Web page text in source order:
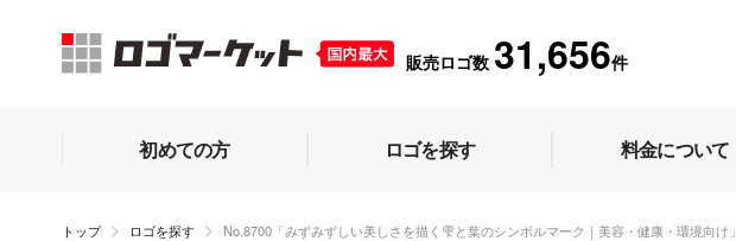
販売ロゴ数 31,656件
初めての方 ロゴを探す 料金について
トップ ロゴを探す No.8700「みずみずしい美しさを描く雫と葉のシンボルマーク｜美容・健康・環境向け」